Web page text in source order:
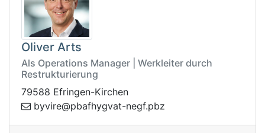
Oliver Arts
Als Operations Manager | Werkleiter durch
Restrukturierung
79588 Efringen-Kirchen
zbp.fgen-tavgyhfabp@erivyb